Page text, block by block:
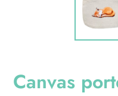
Canvas